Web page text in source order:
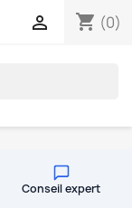
shopping_cart (0)

Conseil expert